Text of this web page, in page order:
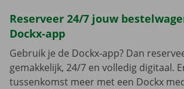
Reserveer 24/7 jouw
Dockx-app
Gebruik je de Dockx-app? Dan
gemakkelijk, 24/7 en volledig digitaal.
tussenkomst meer met een Dockx